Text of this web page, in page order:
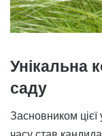
Унікальна
саду
Засновником цієї